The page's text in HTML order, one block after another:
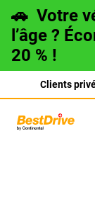
🚗 Votre
l’âge ?
20 % !
Clients